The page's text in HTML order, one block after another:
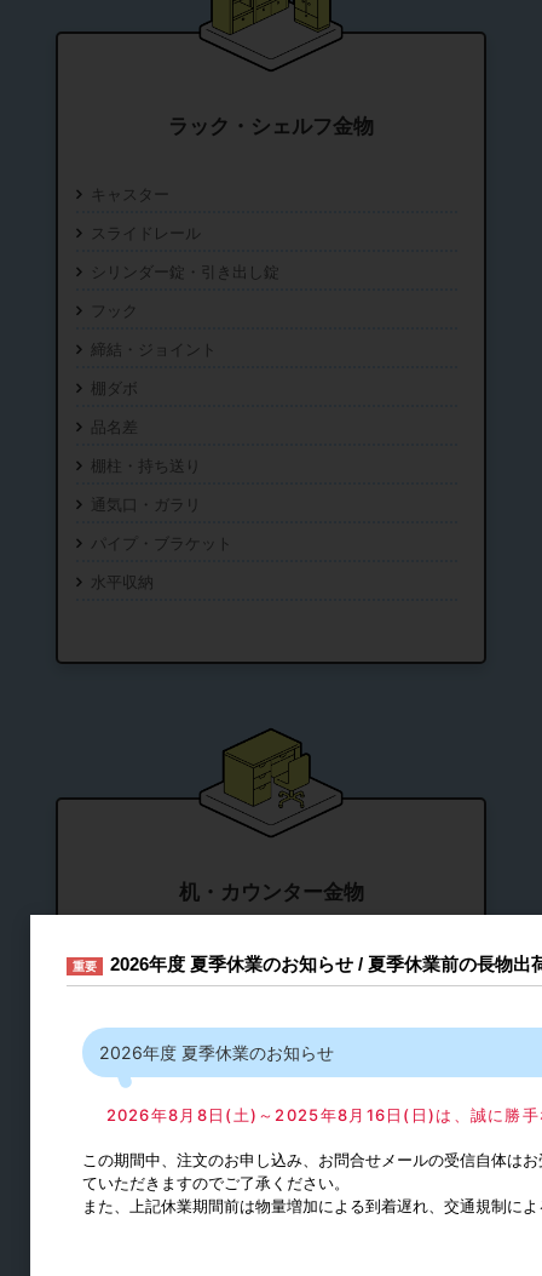
ラック・シェルフ金物
キャスター
スライドレール
シリンダー錠・引き出し錠
フック
締結・ジョイント
棚ダボ
品名差
棚柱・持ち送り
通気口・ガラリ
パイプ・ブラケット
水平収納
机・カウンター金物
テーブル用
スライドレール
シリンダー錠
コンセント
フック
ダストシュート
重要 2026年度 夏季休業のお知らせ / 夏季休業前の長物出
2026年度 夏季休業のお知らせ
2026年8月8日(土)～2025年8月16日(日)は、誠に勝手
この期間中、注文のお申し込み、お問合せメールの受信自体は
ていただきますのでご了承ください。
また、上記休業期間前は物量増加による到着遅れ、交通規制に